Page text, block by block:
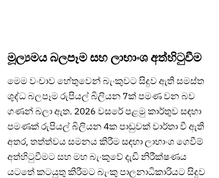
මූල්‍යමය බලපෑම සහ ලාභාංශ අත්හිටුවීම
මෙම වංචාව හේතුවෙන් බැංකුවට සිදුව ඇති සමස්ත
ශුද්ධ බලපෑම රුපියල් බිලියන 7ක් පමණ වන බව
ගණන් බලා ඇත. 2026 වසරේ පළමු කාර්තුව සඳහා
පමණක් රුපියල් බිලියන 4ක පාඩුවක් වාර්තා වී ඇති
අතර, තත්ත්වය සමනය කිරීම සඳහා ලාභාංශ ගෙවීම්
අත්හිටුවීමට සහ මහ බැංකුවේ දැඩි නිරීක්ෂණය
යටතේ කටයුතු කිරීමට බැංකු පාලනාධිකාරියට සිදුව